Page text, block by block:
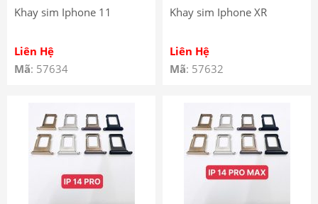
Khay sim Iphone 11
Liên Hệ
Mã: 57634
Khay sim Iphone XR
Liên Hệ
Mã: 57632